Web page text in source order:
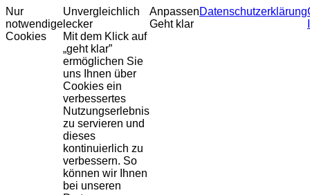
Nur
notwendige
Cookies
Unvergleichlich
lecker
Mit dem Klick auf
„geht klar”
ermöglichen Sie
uns Ihnen über
Cookies ein
verbessertes
Nutzungserlebnis
zu servieren und
dieses
kontinuierlich zu
verbessern. So
können wir Ihnen
bei unseren
Anpassen
Geht klar
Datenschutzerklärung